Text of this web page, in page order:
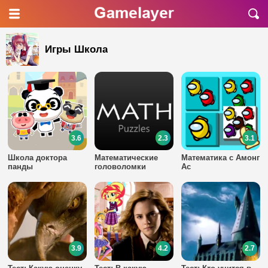
Игры Школа
Школа доктора
панды
3.6
Математические
головоломки
2.3
Математика с Амонг
Ас
3.1
3.9 4.2 2.7